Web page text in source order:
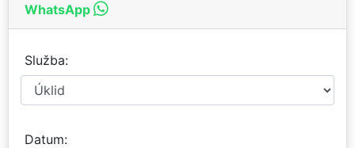
WhatsApp
Služba
Datum